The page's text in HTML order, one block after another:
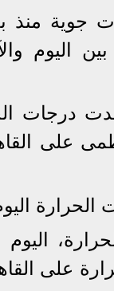
جوية منذ
اليوم
درجات
على